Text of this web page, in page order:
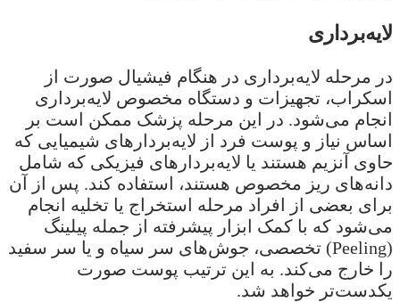
لایه‌برداری
در مرحله لایه‌برداری در هنگام فیشیال صورت از
اسکراب، تجهیزات و دستگاه مخصوص لایه‌برداری
انجام می‌شود. در این مرحله پزشک ممکن است بر
اساس نیاز و پوست فرد از لایه‌بردارهای شیمیایی که
حاوی آنزیم هستند یا لایه‌بردارهای فیزیکی که شامل
دانه‌های ریز مخصوص هستند، استفاده کند. پس از آن
برای بعضی از افراد مرحله استخراج یا تخلیه انجام
می‌شود که با کمک ابزار پیشرفته از جمله پیلینگ
(Peeling) تخصصی، جوش‌های سر سیاه و یا سر سفید
را خارج می‌کند. به این ترتیب پوست صورت
یکدست‌تر خواهد شد.